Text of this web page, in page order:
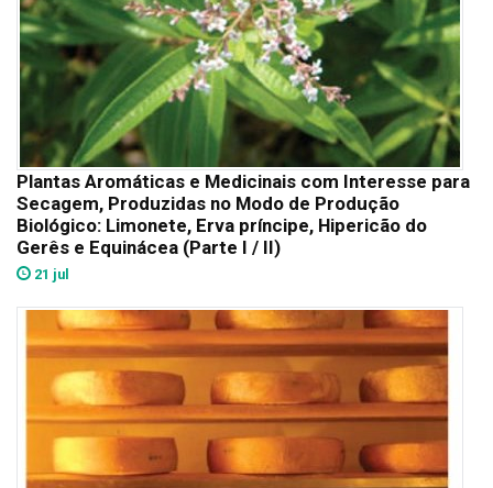
Plantas Aromáticas e Medicinais com Interesse para
Secagem, Produzidas no Modo de Produção
Biológico: Limonete, Erva príncipe, Hipericão do
Gerês e Equinácea (Parte I / II)
21 jul